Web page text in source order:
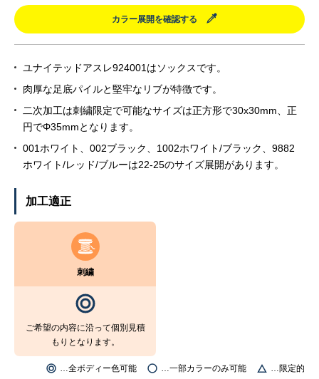
カラー展開を確認する
ユナイテッドアスレ924001はソックスです。
肉厚な足底パイルと堅牢なリブが特徴です。
二次加工は刺繍限定で可能なサイズは正方形で30x30mm、正
円でΦ35mmとなります。
001ホワイト、002ブラック、1002ホワイト/ブラック、9882
ホワイト/レッド/ブルーは22-25のサイズ展開があります。
加工適正
刺繍
ご希望の内容に沿って個別見積
もりとなります。
…全ボディー色可能 …一部カラーのみ可能 …限定的